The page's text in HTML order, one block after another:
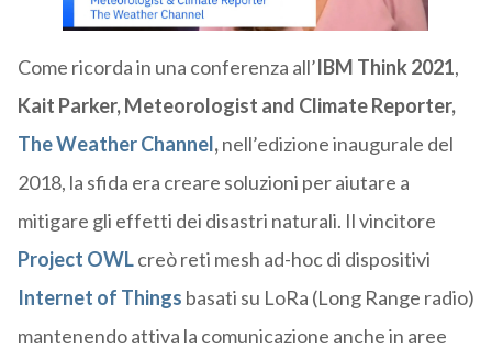
Come ricorda in una conferenza all’IBM Think 2021,
Kait Parker, Meteorologist and Climate Reporter,
The Weather Channel,nell’edizione inaugurale del
2018, la sfida era creare soluzioni per aiutare a
mitigare gli effetti dei disastri naturali. Il vincitore
Project OWLcreò reti mesh ad-hoc di dispositivi
Internet of Things basati su LoRa (Long Range radio)
mantenendo attiva la comunicazione anche in aree